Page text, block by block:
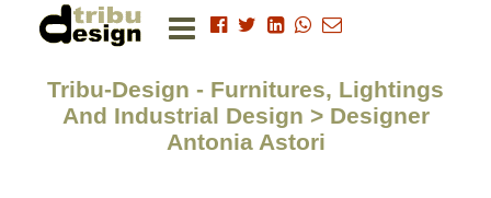
Tribu-Design - Furnitures, Lightings
And Industrial Design > Designer
Antonia Astori